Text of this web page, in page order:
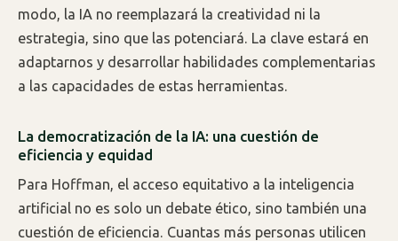
modo, la IA no reemplazará la creatividad ni la
estrategia, sino que las potenciará. La clave estará en
adaptarnos y desarrollar habilidades complementarias
a las capacidades de estas herramientas.
La democratización de la IA: una cuestión de
eficiencia y equidad
Para Hoffman, el acceso equitativo a la inteligencia
artificial no es solo un debate ético, sino también una
cuestión de eficiencia. Cuantas más personas utilicen